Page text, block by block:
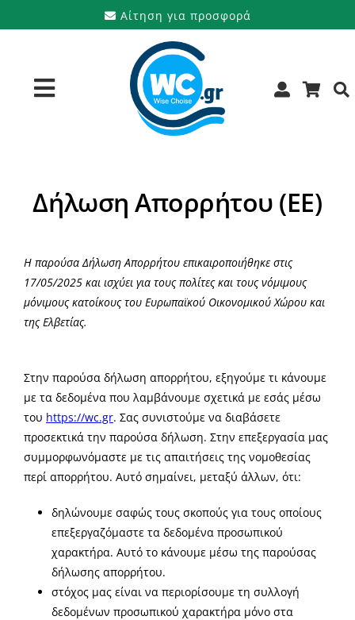
στο
Αίτηση για προσφορά
Toggle
Navigation
Υπηρεσίες
Προσφορές
Ποιοι είμαστε
Επικοινωνία
Δήλωση Απορρήτου (ΕΕ)
Η παρούσα Δήλωση Απορρήτου επικαιροποιήθηκε στις
17/05/2025 και ισχύει για τους πολίτες και τους νόμιμους
μόνιμους κατοίκους του Ευρωπαϊκού Οικονομικού Χώρου και
της Ελβετίας.
Στην παρούσα δήλωση απορρήτου, εξηγούμε τι κάνουμε
με τα δεδομένα που λαμβάνουμε σχετικά με εσάς μέσω
του https://wc.gr. Σας συνιστούμε να διαβάσετε
προσεκτικά την παρούσα δήλωση. Στην επεξεργασία μας
συμμορφωνόμαστε με τις απαιτήσεις της νομοθεσίας
περί απορρήτου. Αυτό σημαίνει, μεταξύ άλλων, ότι:
δηλώνουμε σαφώς τους σκοπούς για τους οποίους
επεξεργαζόμαστε τα δεδομένα προσωπικού
χαρακτήρα. Αυτό το κάνουμε μέσω της παρούσας
δήλωσης απορρήτου.
στόχος μας είναι να περιορίσουμε τη συλλογή
δεδομένων προσωπικού χαρακτήρα μόνο στα